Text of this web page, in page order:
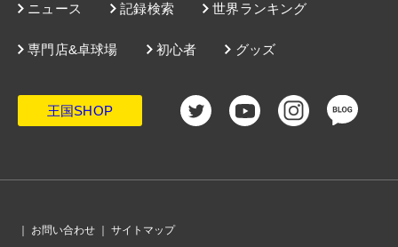
ニュース 記録検索 世界ランキング
グッズ
専門店&卓球場 初心者
王国SHOP
｜ お問い合わせ ｜ サイトマップ